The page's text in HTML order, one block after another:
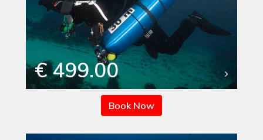
€ 499.00
Book Now